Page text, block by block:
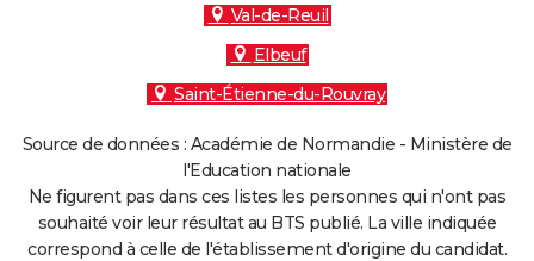
Val-de-Reuil
Elbeuf
Saint-Étienne-du-Rouvray
Source de données : Académie de Normandie - Ministère de
l'Education nationale
Ne figurent pas dans ces listes les personnes qui n'ont pas
souhaité voir leur résultat au BTS publié. La ville indiquée
correspond à celle de l'établissement d'origine du candidat.